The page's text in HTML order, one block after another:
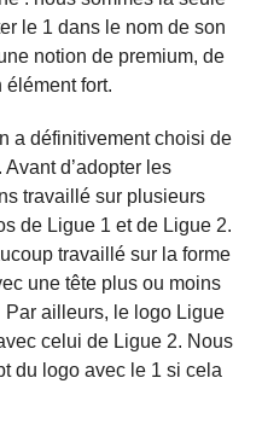
le 1 dans le nom de son
notion de premium, de
élément fort.
a définitivement choisi de
d’adopter les
travaillé sur plusieurs
de Ligue 1 et de Ligue 2.
travaillé sur la forme
une tête plus ou moins
ailleurs, le logo Ligue
celui de Ligue 2. Nous
du logo avec le 1 si cela